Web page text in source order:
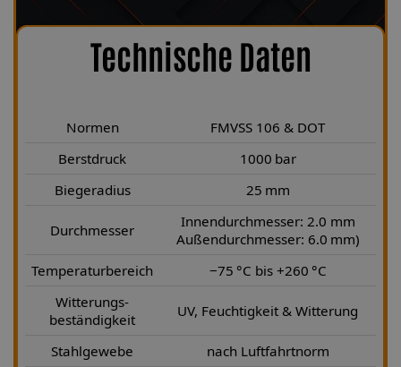
Technische Daten
Normen
FMVSS 106 & DOT
Berstdruck
1000 bar
Biegeradius
25 mm
Durchmesser
Innendurchmesser: 2.0 mm
Außendurchmesser: 6.0 mm)
Temperaturbereich
−75 °C bis +260 °C
Witterungs-
beständigkeit
UV, Feuchtigkeit & Witterung
Stahlgewebe
nach Luftfahrtnorm